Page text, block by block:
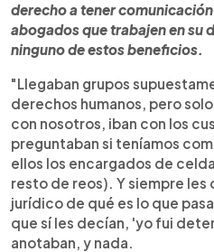
derecho a tener
abogados que trabajen en su
ninguno de estos beneficios.
"Llegaban grupos
derechos humanos, pero
con nosotros, iban con los
preguntaban si teníamos
ellos los encargados de
resto de reos). Y siempre les
jurídico de qué es lo que
que sí les decían, 'yo fui
anotaban, y nada.